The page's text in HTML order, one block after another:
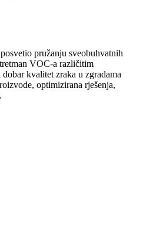
pružanju sveobuhvatnih
VOC-a različitim
kvalitet zraka u zgradama
optimizirana rješenja,